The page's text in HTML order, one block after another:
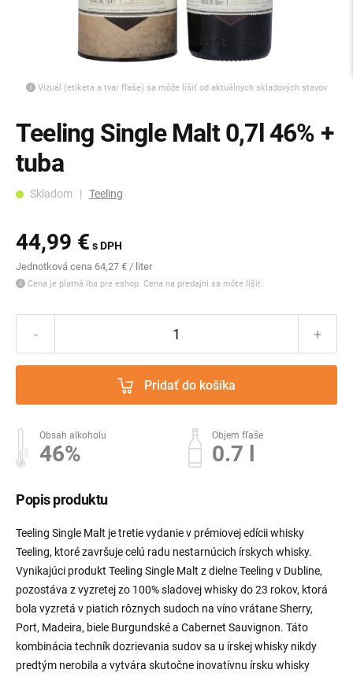
Vizuál (etiketa a tvar fľaše) sa môže líšiť od aktuálnych skladových stavov
Teeling Single Malt 0,7l 46% +
tuba
Skladom | Teeling
44,99 € s DPH
Jednotková cena 64,27 € / liter
Cena je platná iba pre eshop. Cena na predajni sa môte líšiť.
- +
Pridať do košíka
Obsah alkoholu
46%
Objem fľaše
0.7 l
Popis produktu
Teeling Single Malt je tretie vydanie v prémiovej edícii whisky
Teeling, ktoré završuje celú radu nestarnúcich írskych whisky.
Vynikajúci produkt Teeling Single Malt z dielne Teeling v Dubline,
pozostáva z vyzretej zo 100% sladovej whisky do 23 rokov, ktorá
bola vyzretá v piatich rôznych sudoch na víno vrátane Sherry,
Port, Madeira, biele Burgundské a Cabernet Sauvignon. Táto
kombinácia techník dozrievania sudov sa u írskej whisky nikdy
predtým nerobila a vytvára skutočne inovatívnu írsku whisky